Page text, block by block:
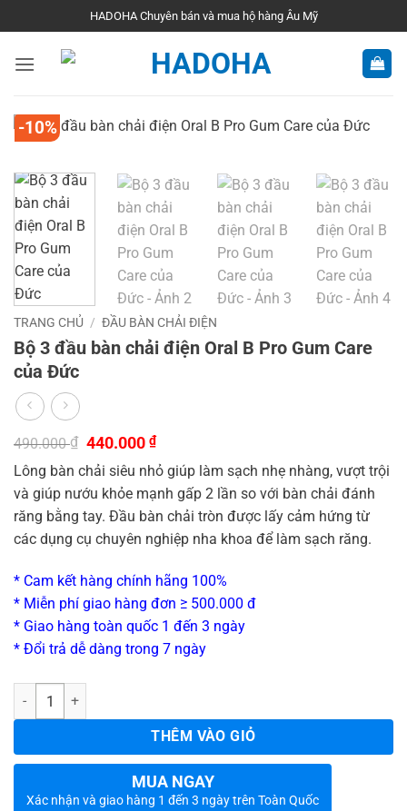
qua
nội
HADOHA Chuyên bán và mua hộ hàng Âu Mỹ
-10%
TRANG CHỦ / ĐẦU BÀN CHẢI ĐIỆN
Bộ 3 đầu bàn chải điện Oral B Pro Gum Care
của Đức
490.000₫ Giá
gốc
là:
490.000 ₫.
440.000 ₫Giá
hiện
tại
là:
440.000 ₫.
Lông bàn chải siêu nhỏ giúp làm sạch nhẹ nhàng, vượt trội
và giúp nướu khỏe mạnh gấp 2 lần so với bàn chải đánh
răng bằng tay. Đầu bàn chải tròn được lấy cảm hứng từ
các dụng cụ chuyên nghiệp nha khoa để làm sạch răng.
* Cam kết hàng chính hãng 100%
* Miễn phí giao hàng đơn ≥ 500.000 đ
* Giao hàng toàn quốc 1 đến 3 ngày
* Đổi trả dễ dàng trong 7 ngày
Số lượng
THÊM VÀO GIỎ
MUA NGAY
Xác nhận và giao hàng 1 đến 3 ngày trên Toàn Quốc